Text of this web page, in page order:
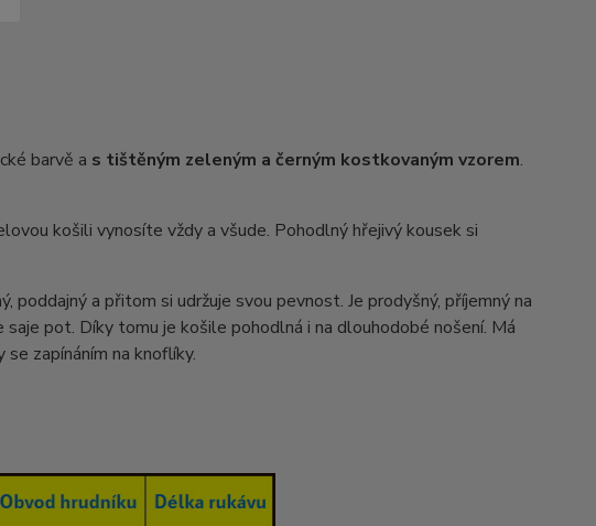
barvě a s tištěným zeleným a černým kostkovaným vzorem.
košili vynosíte vždy a všude. Pohodlný hřejivý kousek si
a přitom si udržuje svou pevnost. Je prodyšný, příjemný na
pot. Díky tomu je košile pohodlná i na dlouhodobé nošení. Má
zapínáním na knoflíky.